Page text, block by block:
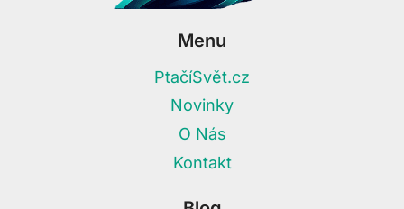
Menu
PtačíSvět.cz
Novinky
O Nás
Kontakt